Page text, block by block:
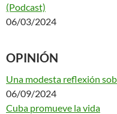
(Podcast)
06/03/2024
OPINIÓN
Una modesta reflexión
06/09/2024
Cuba promueve la vida